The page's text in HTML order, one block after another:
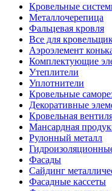
Кровельные
Металлочерепица
Фальцевая кровля
Все для
Аэроэлемент
Комплектующие
Утеплители
Уплотнители
Кровельные
Декоративные
Кровельная
Мансардная
Рулонный металл
Фасады
Сайдинг
Фасадные кассеты